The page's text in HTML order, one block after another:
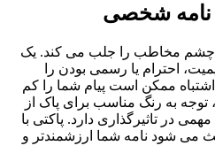
نامه شخصی
مخاطب را جلب می کند. یک
احترام یا رسمی بودن را
ممکن است پیام شما را کم
توجه به رنگ مناسب برای پاک از
در تاثیرگذاری دارد. پاکتی با
می شود نامه شما ارزشمندتر و